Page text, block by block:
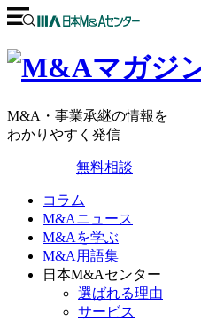
M&A・事業承継の情報を
わかりやすく発信
無料相談
コラム
M&Aニュース
M&Aを学ぶ
M&A用語集
日本M&Aセンター
選ばれる理由
サービス